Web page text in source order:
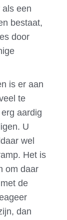
een
bestaat,
door
is er aan
te
aardig
U
wel
Het is
om daar
de
dan